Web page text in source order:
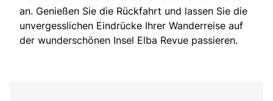
an. Genießen Sie die Rückfahrt und lassen Sie die
unvergesslichen Eindrücke Ihrer Wanderreise auf
der wunderschönen Insel Elba Revue passieren.